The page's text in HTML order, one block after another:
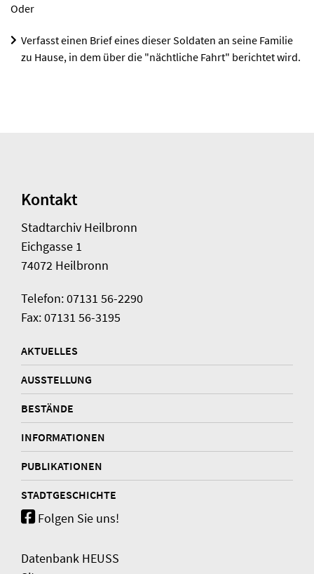
Oder
Verfasst einen Brief eines dieser Soldaten an seine Familie
zu Hause, in dem über die "nächtliche Fahrt" berichtet wird.
Kontakt
Stadtarchiv Heilbronn
Eichgasse 1
74072 Heilbronn
Telefon: 07131 56-2290
Fax: 07131 56-3195
AKTUELLES
AUSSTELLUNG
BESTÄNDE
INFORMATIONEN
PUBLIKATIONEN
STADTGESCHICHTE
Folgen Sie uns!
Datenbank HEUSS